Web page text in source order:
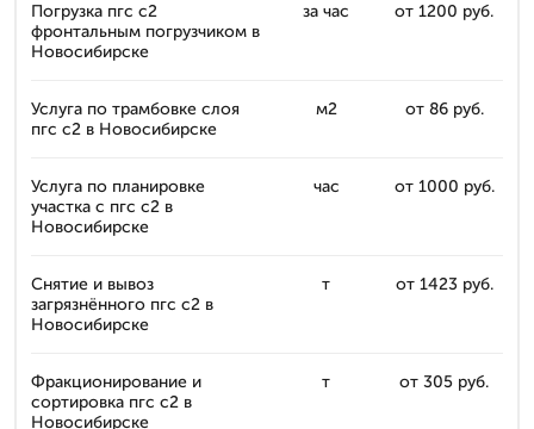
Погрузка пгс с2
фронтальным погрузчиком в
Новосибирске
за час от 1200 руб.
Услуга по трамбовке слоя
пгс с2 в Новосибирске
м2 от 86 руб.
Услуга по планировке
участка с пгс с2 в
Новосибирске
час от 1000 руб.
Снятие и вывоз
загрязнённого пгс с2 в
Новосибирске
т от 1423 руб.
Фракционирование и
сортировка пгс с2 в
Новосибирске
т от 305 руб.